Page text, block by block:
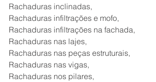
Rachaduras inclinadas,
Rachaduras infiltrações e mofo,
Rachaduras infiltrações na fachada,
Rachaduras nas lajes,
Rachaduras nas peças estruturais,
Rachaduras nas vigas,
Rachaduras nos pilares,